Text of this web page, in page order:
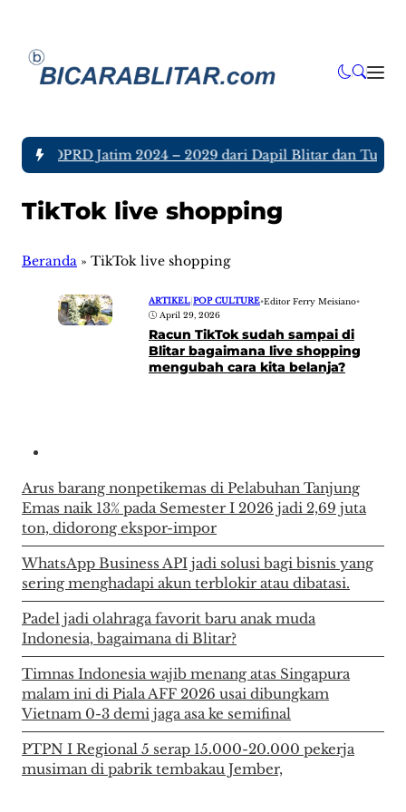
DPRD Jatim 2024 – 2029 dari Dapil Blitar dan
TikTok live shopping
Beranda » TikTok live shopping
ARTIKEL POP CULTURE•Editor Ferry Meisiano•
April 29, 2026
Racun TikTok sudah sampai di
Blitar bagaimana live shopping
mengubah cara kita belanja?
Arus barang nonpetikemas di Pelabuhan Tanjung
Emas naik 13% pada Semester I 2026 jadi 2,69 juta
ton, didorong ekspor-impor
WhatsApp Business API jadi solusi bagi bisnis yang
sering menghadapi akun terblokir atau dibatasi.
Padel jadi olahraga favorit baru anak muda
Indonesia, bagaimana di Blitar?
Timnas Indonesia wajib menang atas Singapura
malam ini di Piala AFF 2026 usai dibungkam
Vietnam 0-3 demi jaga asa ke semifinal
PTPN I Regional 5 serap 15.000-20.000 pekerja
musiman di pabrik tembakau Jember,